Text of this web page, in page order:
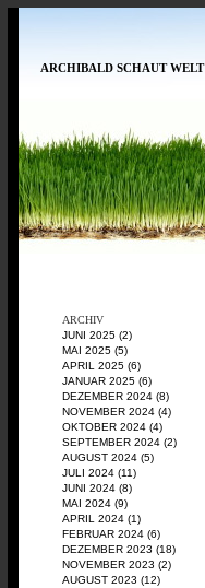
ARCHIBALD SCHAUT WELT
ARCHIV
JUNI 2025 (2)
MAI 2025 (5)
APRIL 2025 (6)
JANUAR 2025 (6)
DEZEMBER 2024 (8)
NOVEMBER 2024 (4)
OKTOBER 2024 (4)
SEPTEMBER 2024 (2)
AUGUST 2024 (5)
JULI 2024 (11)
JUNI 2024 (8)
MAI 2024 (9)
APRIL 2024 (1)
FEBRUAR 2024 (6)
DEZEMBER 2023 (18)
NOVEMBER 2023 (2)
AUGUST 2023 (12)